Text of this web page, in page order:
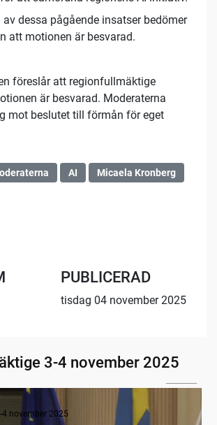
dessa pågående insatser bedömer
att motionen är besvarad.
föreslår att regionfullmäktige
är besvarad. Moderaterna
mot beslutet till förmån för eget
AI Micaela Kronberg
PUBLICERAD
tisdag 04 november 2025
3-4 november 2025
november 2025